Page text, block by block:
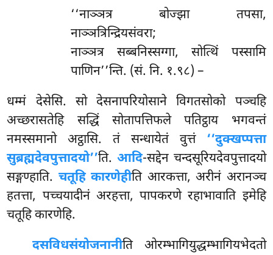
‘‘नाञ्ञत्र बोज्झा तपसा,
नाञ्ञत्रिन्द्रियसंवरा;
नाञ्ञत्र सब्बनिस्सग्गा, सोत्थिं पस्सामि
पाणिन’’न्ति. (सं. नि. १.९८) –
धम्मं देसेसि. सो देसनापरियोसाने विगतसोको पञ्चहि
अच्छरासतेहि सद्धिं सोतापत्तिफले पतिट्ठाय भगवन्तं
नमस्समानो अट्ठासि. तं सन्धायेतं वुत्तं ‘‘दुक्खप्पत्ता
सुब्रह्मदेवपुत्तादयो’’ति. आदि-सद्देन चन्दसूरियदेवपुत्तादयो
सङ्गण्हाति. चतूहि कारणेहीति आरकत्ता, अरीनं अरानञ्च
हतत्ता, पच्चयादीनं अरहत्ता, पापकरणे रहाभावाति इमेहि
चतूहि कारणेहि.
दसविधसंयोजनानीति ओरम्भागियुद्धम्भागियभेदतो